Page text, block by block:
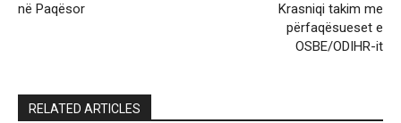
në Paqësor
Krasniqi takim me
përfaqësueset e
OSBE/ODIHR-it
RELATED ARTICLES